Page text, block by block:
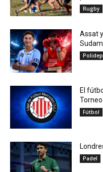
Rugby
Assat
El
Fútbol
Padel